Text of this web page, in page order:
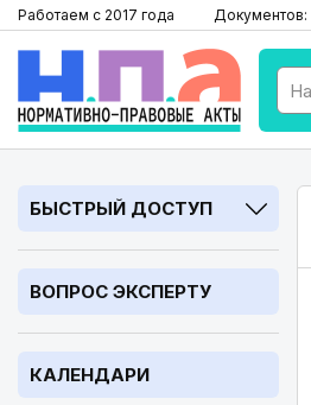
Работаем с 2017 года Документов:
БЫСТРЫЙ ДОСТУП
ВОПРОС ЭКСПЕРТУ
КАЛЕНДАРИ